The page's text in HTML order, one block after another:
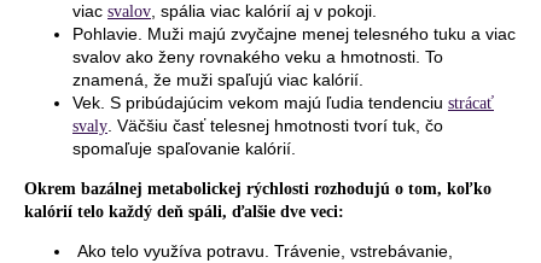
viac svalov, spália viac kalórií aj v pokoji.
Pohlavie. Muži majú zvyčajne menej telesného tuku a viac
svalov ako ženy rovnakého veku a hmotnosti. To
znamená, že muži spaľujú viac kalórií.
Vek. S pribúdajúcim vekom majú ľudia tendenciu strácať
svaly. Väčšiu časť telesnej hmotnosti tvorí tuk, čo
spomaľuje spaľovanie kalórií.
Okrem bazálnej metabolickej rýchlosti rozhodujú o tom, koľko
kalórií telo každý deň spáli, ďalšie dve veci:
Ako telo využíva potravu. Trávenie, vstrebávanie,